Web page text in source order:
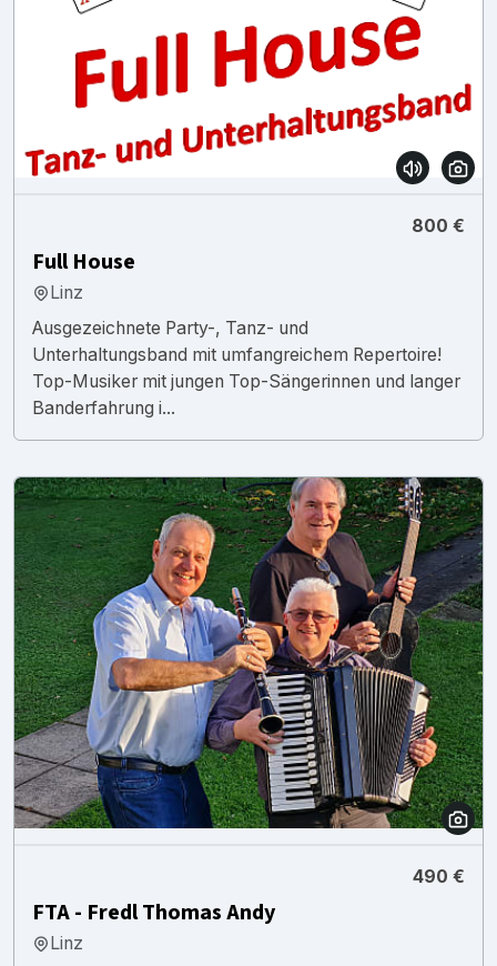
800 €
Full House
Linz
Ausgezeichnete Party-, Tanz- und
Unterhaltungsband mit umfangreichem Repertoire!
Top-Musiker mit jungen Top-Sängerinnen und langer
Banderfahrung i...
490 €
FTA - Fredl Thomas Andy
Linz